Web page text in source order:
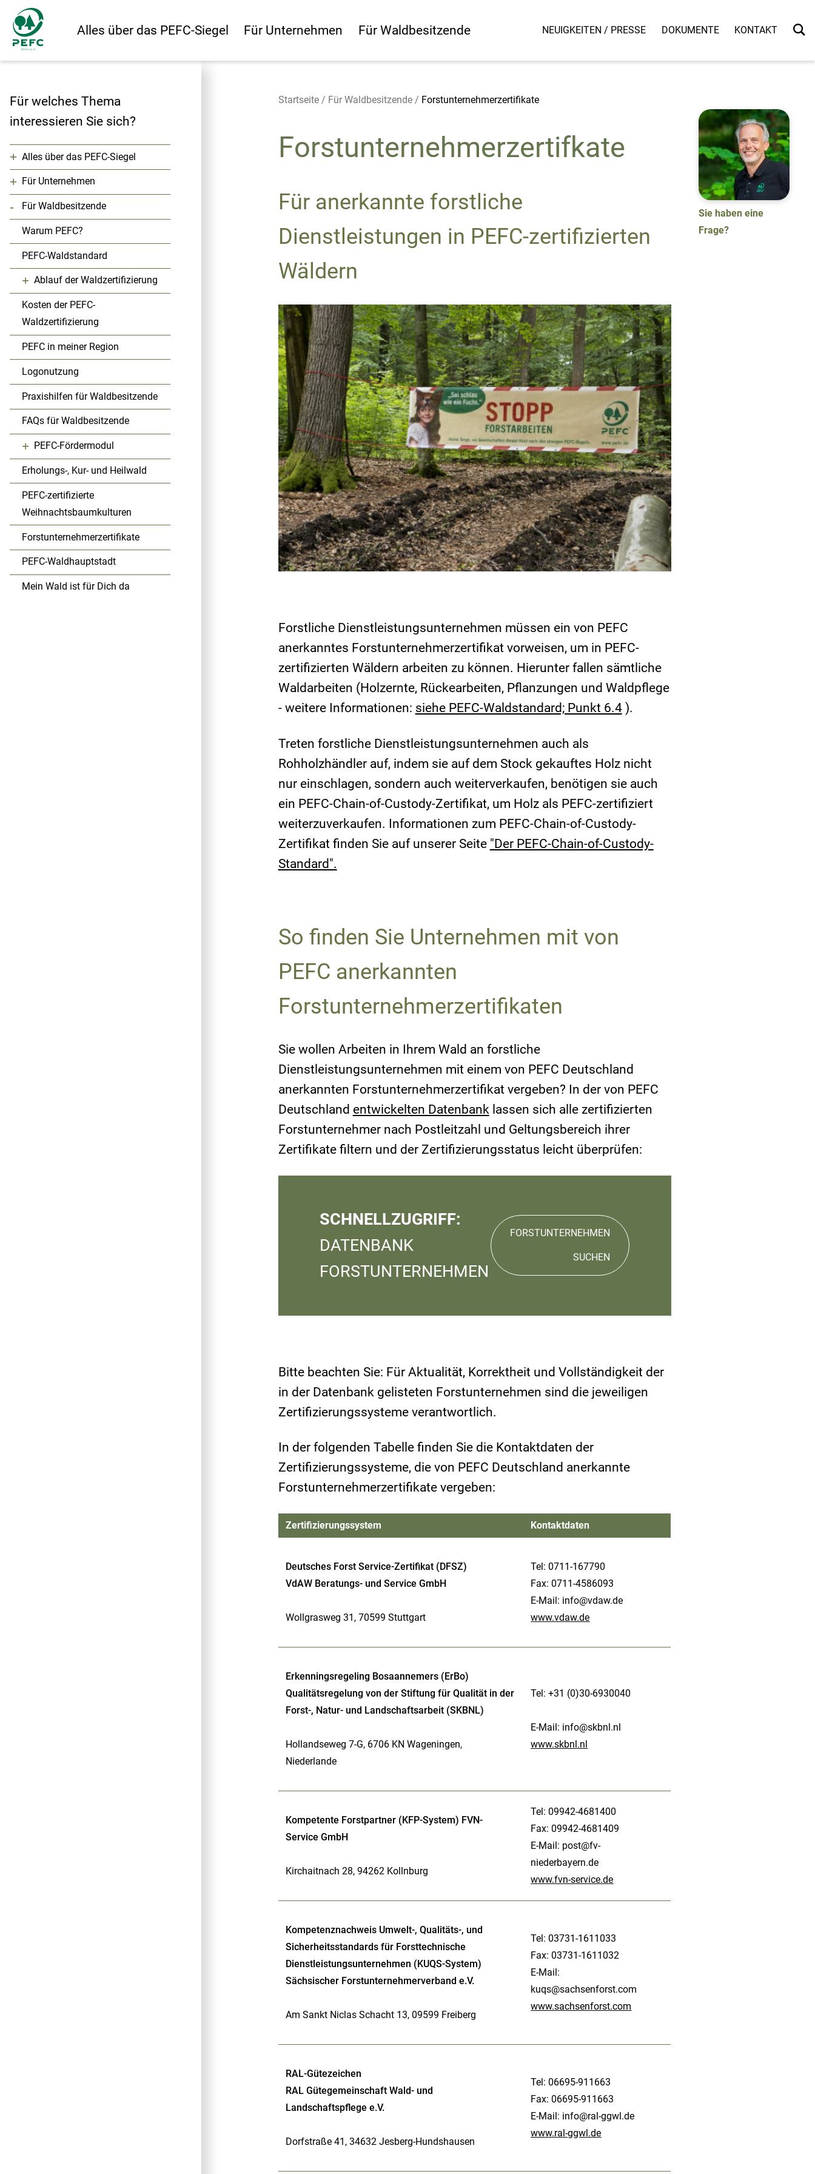
Alles über das PEFC-Siegel Für Unternehmen Für Waldbesitzende NEUIGKEITEN / PRESSE DOKUMENTE KONTAKT
Für welches Thema
interessieren Sie sich?
+ Alles über das PEFC-Siegel
+ Für Unternehmen
- Für Waldbesitzende
Warum PEFC?
PEFC-Waldstandard
+ Ablauf der Waldzertifizierung
Kosten der PEFC-
Waldzertifizierung
PEFC in meiner Region
Logonutzung
Praxishilfen für Waldbesitzende
FAQs für Waldbesitzende
+ PEFC-Fördermodul
Erholungs-, Kur- und Heilwald
PEFC-zertifizierte
Weihnachtsbaumkulturen
Forstunternehmerzertifikate
PEFC-Waldhauptstadt
Mein Wald ist für Dich da
Startseite / Für Waldbesitzende / Forstunternehmerzertifikate
Forstunternehmerzertifkate
Für anerkannte forstliche
Dienstleistungen in PEFC-zertifizierten
Wäldern
Forstliche Dienstleistungsunternehmen müssen ein von PEFC
anerkanntes Forstunternehmerzertifikat vorweisen, um in PEFC-
zertifizierten Wäldern arbeiten zu können. Hierunter fallen sämtliche
Waldarbeiten (Holzernte, Rückearbeiten, Pflanzungen und Waldpflege
- weitere Informationen: siehe PEFC-Waldstandard; Punkt 6.4).
Treten forstliche Dienstleistungsunternehmen auch als
Rohholzhändler auf, indem sie auf dem Stock gekauftes Holz nicht
nur einschlagen, sondern auch weiterverkaufen, benötigen sie auch
ein PEFC-Chain-of-Custody-Zertifikat, um Holz als PEFC-zertifiziert
weiterzuverkaufen. Informationen zum PEFC-Chain-of-Custody-
Zertifikat finden Sie auf unserer Seite "Der PEFC-Chain-of-Custody-
Standard".
So finden Sie Unternehmen mit von
PEFC anerkannten
Forstunternehmerzertifikaten
Sie wollen Arbeiten in Ihrem Wald an forstliche
Dienstleistungsunternehmen mit einem von PEFC Deutschland
anerkannten Forstunternehmerzertifikat vergeben? In der von PEFC
Deutschland entwickelten Datenbanklassen sich alle zertifizierten
Forstunternehmer nach Postleitzahl und Geltungsbereich ihrer
Zertifikate filtern und der Zertifizierungsstatus leicht überprüfen:
SCHNELLZUGRIFF:
DATENBANK
FORSTUNTERNEHMEN
FORSTUNTERNEHMEN
SUCHEN
Bitte beachten Sie: Für Aktualität, Korrektheit und Vollständigkeit der
in der Datenbank gelisteten Forstunternehmen sind die jeweiligen
Zertifizierungssysteme verantwortlich.
In der folgenden Tabelle finden Sie die Kontaktdaten der
Zertifizierungssysteme, die von PEFC Deutschland anerkannte
Forstunternehmerzertifikate vergeben:
Zertifizierungssystem Kontaktdaten
Deutsches Forst Service-Zertifikat (DFSZ)
VdAW Beratungs- und Service GmbH
Wollgrasweg 31, 70599 Stuttgart
Tel: 0711-167790
Fax: 0711-4586093
E-Mail: info@vdaw.de
www.vdaw.de
Erkenningsregeling Bosaannemers (ErBo)
Qualitätsregelung von der Stiftung für Qualität in der
Forst-, Natur- und Landschaftsarbeit (SKBNL)
Hollandseweg 7-G, 6706 KN Wageningen,
Niederlande
Tel: +31 (0)30-6930040
E-Mail: info@skbnl.nl
www.skbnl.nl
Kompetente Forstpartner (KFP-System) FVN-
Service GmbH
Kirchaitnach 28, 94262 Kollnburg
Tel: 09942-4681400
Fax: 09942-4681409
E-Mail: post@fv-
niederbayern.de
www.fvn-service.de
Kompetenznachweis Umwelt-, Qualitäts-, und
Sicherheitsstandards für Forsttechnische
Dienstleistungsunternehmen (KUQS-System)
Sächsischer Forstunternehmerverband e.V.
Am Sankt Niclas Schacht 13, 09599 Freiberg
Tel: 03731-1611033
Fax: 03731-1611032
E-Mail:
kuqs@sachsenforst.com
www.sachsenforst.com
RAL-Gütezeichen
RAL Gütegemeinschaft Wald- und
Landschaftspflege e.V.
Dorfstraße 41, 34632 Jesberg-Hundshausen
Tel: 06695-911663
Fax: 06695-911663
E-Mail: info@ral-ggwl.de
www.ral-ggwl.de
Sie haben eine
Frage?